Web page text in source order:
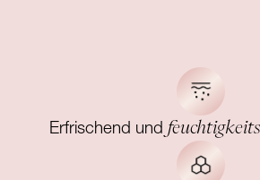
Erfrischend und